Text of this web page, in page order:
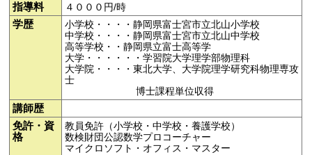
指導料 ４０００円/時
学歴
小学校・・・・静岡県富士宮市立北山小学校
中学校・・・・静岡県富士宮市立北山中学校
高等学校・・静岡県立富士高等学
大学・・・・・・学習院大学理学部物理科
大学院・・・・東北大学、大学院理学研究科物理専攻
士
博士課程単位収得
講師歴
免許・資
格
教員免許（小学校・中学校・養護学校）
数検財団公認数学プロコーチャー
マイクロソフト・オフィス・マスター